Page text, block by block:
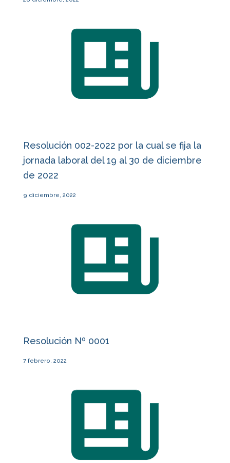
Resolución 002-2022 por la cual se fija la
jornada laboral del 19 al 30 de diciembre
de 2022
9 diciembre, 2022
Resolución Nº 0001
7 febrero, 2022